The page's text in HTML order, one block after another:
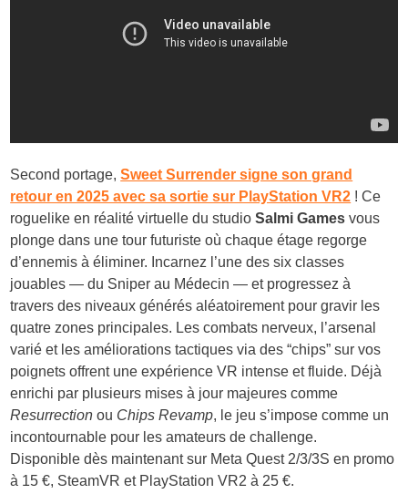
Second portage,Sweet Surrender signe son grand
retour en 2025 avec sa sortie sur PlayStation VR2 ! Ce
roguelike en réalité virtuelle du studioSalmi Games vous
plonge dans une tour futuriste où chaque étage regorge
d’ennemis à éliminer. Incarnez l’une des six classes
jouables — du Sniper au Médecin — et progressez à
travers des niveaux générés aléatoirement pour gravir les
quatre zones principales. Les combats nerveux, l’arsenal
varié et les améliorations tactiques via des “chips” sur vos
poignets offrent une expérience VR intense et fluide. Déjà
enrichi par plusieurs mises à jour majeures comme
Resurrection ou Chips Revamp, le jeu s’impose comme un
incontournable pour les amateurs de challenge.
Disponible dès maintenant sur Meta Quest 2/3/3S en promo
à 15 €, SteamVR et PlayStation VR2 à 25 €.